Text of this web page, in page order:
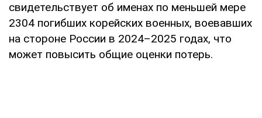
свидетельствует об именах по меньшей мере
2304 погибших корейских военных, воевавших
на стороне России в 2024–2025 годах, что
может повысить общие оценки потерь.